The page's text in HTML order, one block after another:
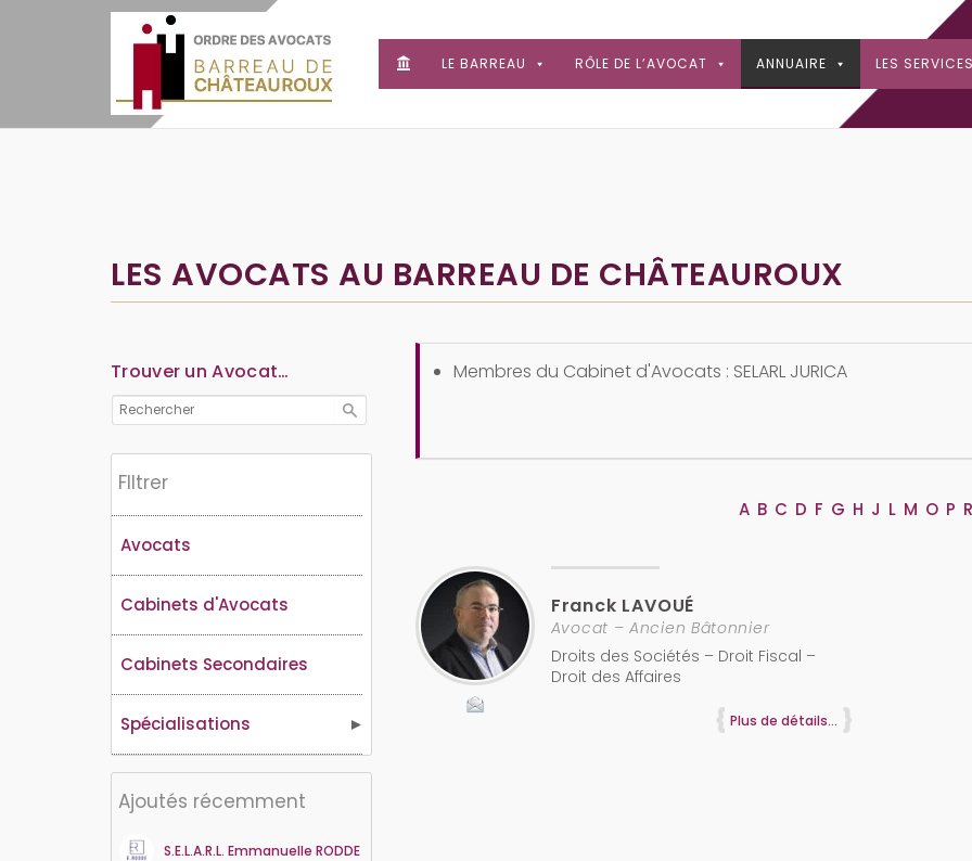
LE BARREAU RÔLE DE L’AVOCAT ANNUAIRE LES SERVICES
LES AVOCATS AU BARREAU DE CHÂTEAUROUX
Trouver un Avocat…
Flltrer
Avocats
Cabinets d'Avocats
Cabinets Secondaires
Spécialisations
Ajoutés récemment
S.E.L.A.R.L. Emmanuelle RODDE
Membres du Cabinet d'Avocats : SELARL JURICA
A B C D F G H J L M O P R
Franck LAVOUÉ
Avocat – Ancien Bâtonnier
Droits des Sociétés – Droit Fiscal –
Droit des Affaires
Plus de détails...